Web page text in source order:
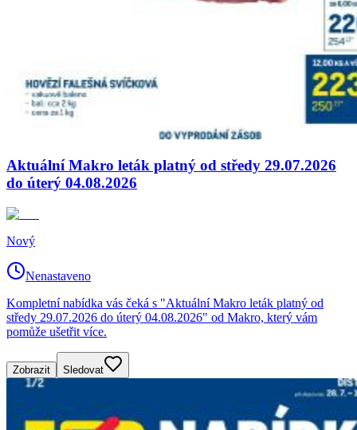
Aktuální Makro leták platný od středy 29.07.2026
do úterý 04.08.2026
Nový
Nenastaveno
Kompletní nabídka vás čeká s "Aktuální Makro leták platný od
středy 29.07.2026 do úterý 04.08.2026" od Makro, který vám
pomůže ušetřit více.
Zobrazit Sledovat